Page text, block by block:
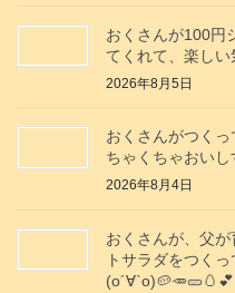
おくさんが100円
てくれて、楽し
2026年8月5日
おくさんがつく
ちゃくちゃおい
2026年8月4日
おくさんが、父
トサラダをつく
(о´∀`о)🥔🥕🥒🥚💕